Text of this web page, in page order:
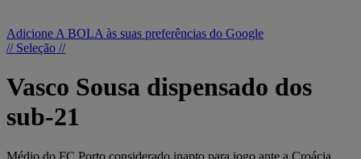
Adicione A BOLA às suas preferências do Google
// Seleção //
Vasco Sousa dispensado dos
sub-21
Médio do FC Porto considerado inapto para jogo ante a Croácia